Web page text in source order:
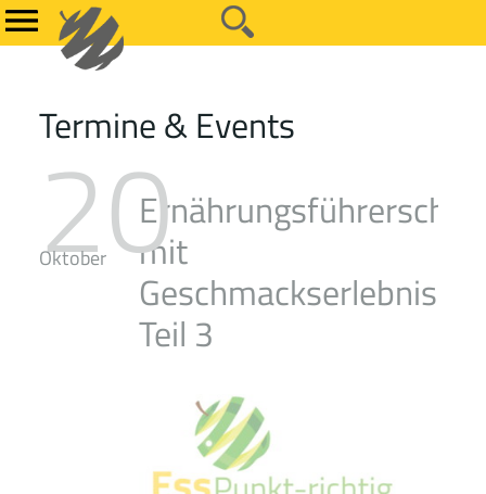
Termine & Events
mit
Geschmackserlebnis
Teil 3
20
Oktober